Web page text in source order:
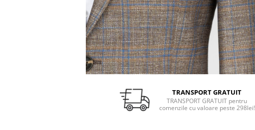
TRANSPORT GRATUIT
TRANSPORT GRATUIT pentru
comenzile cu valoare peste 298lei!